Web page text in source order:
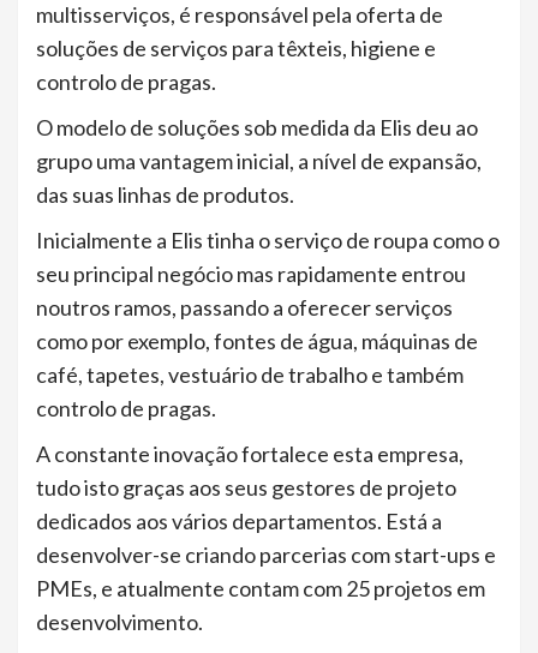
multisserviços, é responsável pela oferta de
soluções de serviços para têxteis, higiene e
controlo de pragas.
O modelo de soluções sob medida da Elis deu ao
grupo uma vantagem inicial, a nível de expansão,
das suas linhas de produtos.
Inicialmente a Elis tinha o serviço de roupa como o
seu principal negócio mas rapidamente entrou
noutros ramos, passando a oferecer serviços
como por exemplo, fontes de água, máquinas de
café, tapetes, vestuário de trabalho e também
controlo de pragas.
A constante inovação fortalece esta empresa,
tudo isto graças aos seus gestores de projeto
dedicados aos vários departamentos. Está a
desenvolver-se criando parcerias com start-ups e
PMEs, e atualmente contam com 25 projetos em
desenvolvimento.